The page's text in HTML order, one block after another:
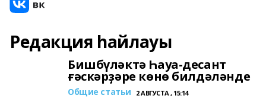
Редакция һайлауы
Бишбүләктә Һауа-десант
ғәскәрҙәре көнө билдәләнде
Общие статьи 2 АВГУСТА , 15:14